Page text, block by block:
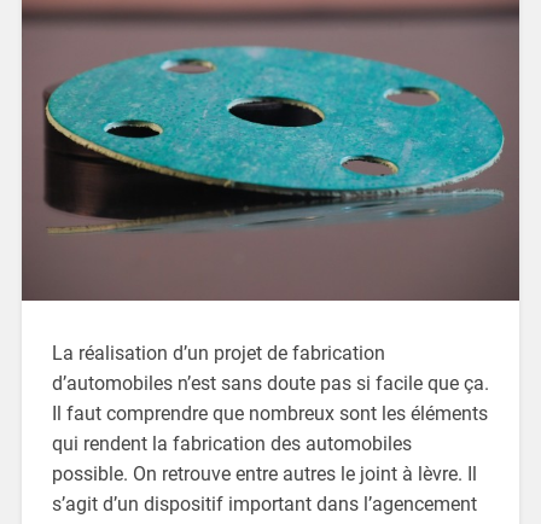
La réalisation d’un projet de fabrication
d’automobiles n’est sans doute pas si facile que ça.
Il faut comprendre que nombreux sont les éléments
qui rendent la fabrication des automobiles
possible. On retrouve entre autres le joint à lèvre. Il
s’agit d’un dispositif important dans l’agencement